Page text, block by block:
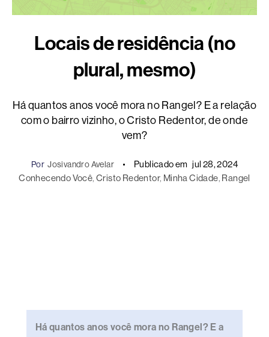
Locais de residência (no
plural, mesmo)
Há quantos anos você mora no Rangel? E a relação
com o bairro vizinho, o Cristo Redentor, de onde
vem?
Por Josivandro Avelar Publicado em jul 28, 2024
Conhecendo Você, Cristo Redentor, Minha Cidade, Rangel
Há quantos anos você mora no Rangel? E a